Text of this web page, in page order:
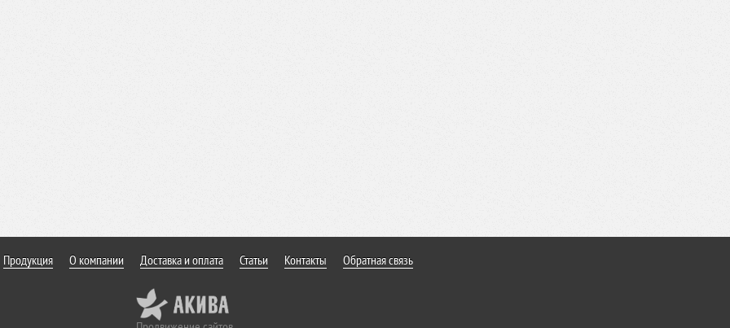
Продукция О компании Доставка и оплата Статьи Контакты Обратная связь